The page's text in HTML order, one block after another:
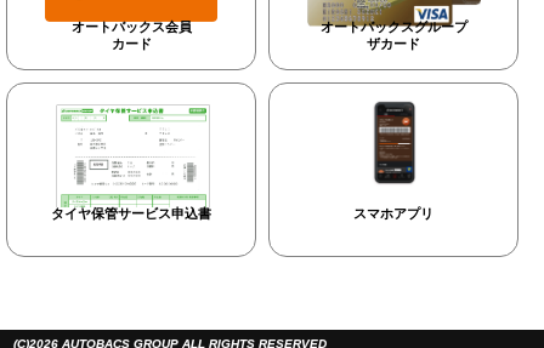
オートバックス会員
カード
オートバックスグループ
ザカード
タイヤ保管サービス申込書 スマホアプリ
(C)2026 AUTOBACS GROUP ALL RIGHTS RESERVED